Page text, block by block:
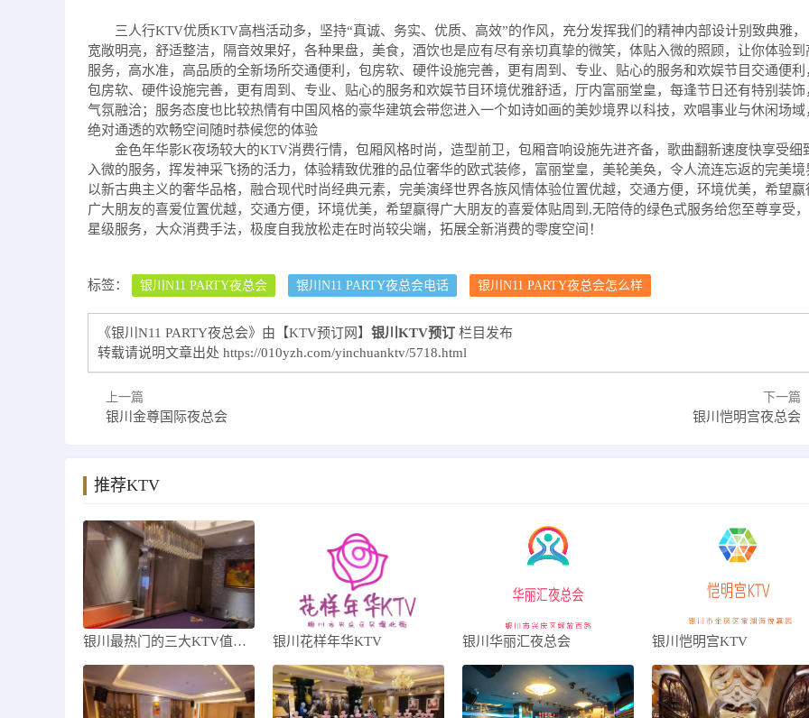
三人行KTV优质KTV高档活动多，坚持“真诚、务实、优质、高效”的作风，充分发挥我们的精神内部设计别致典雅，
宽敞明亮，舒适整洁，隔音效果好，各种果盘，美食，酒饮也是应有尽有亲切真挚的微笑，体贴入微的照顾，让你体验到
服务，高水准，高品质的全新场所交通便利，包房软、硬件设施完善，更有周到、专业、贴心的服务和欢娱节目交通便利
包房软、硬件设施完善，更有周到、专业、贴心的服务和欢娱节目环境优雅舒适，厅内富丽堂皇，每逢节日还有特别装饰
气氛融洽；服务态度也比较热情有中国风格的豪华建筑会带您进入一个如诗如画的美妙境界以科技，欢唱事业与休闲场域
绝对通透的欢畅空间随时恭候您的体验
金色年华影K夜场较大的KTV消费行情，包厢风格时尚，造型前卫，包厢音响设施先进齐备，歌曲翻新速度快享受细
入微的服务，挥发神采飞扬的活力，体验精致优雅的品位奢华的欧式装修，富丽堂皇，美轮美奂，令人流连忘返的完美境
以新古典主义的奢华品格，融合现代时尚经典元素，完美演绎世界各族风情体验位置优越，交通方便，环境优美，希望赢
广大朋友的喜爱位置优越，交通方便，环境优美，希望赢得广大朋友的喜爱体贴周到,无陪侍的绿色式服务给您至尊享受，
星级服务，大众消费手法，极度自我放松走在时尚较尖端，拓展全新消费的零度空间！
标签： 银川N11 PARTY夜总会 银川N11 PARTY夜总会电话 银川N11 PARTY夜总会怎么样
《银川N11 PARTY夜总会》由【KTV预订网】 银川KTV预订 栏目发布
转载请说明文章出处 https://010yzh.com/yinchuanktv/5718.html
上一篇
银川金尊国际夜总会
下一篇
银川恺明宫夜总会
推荐KTV
银川最热门的三大KTV值得一去，哪家KT 银川花样年华KTV 银川华丽汇夜总会 银川恺明宫KTV